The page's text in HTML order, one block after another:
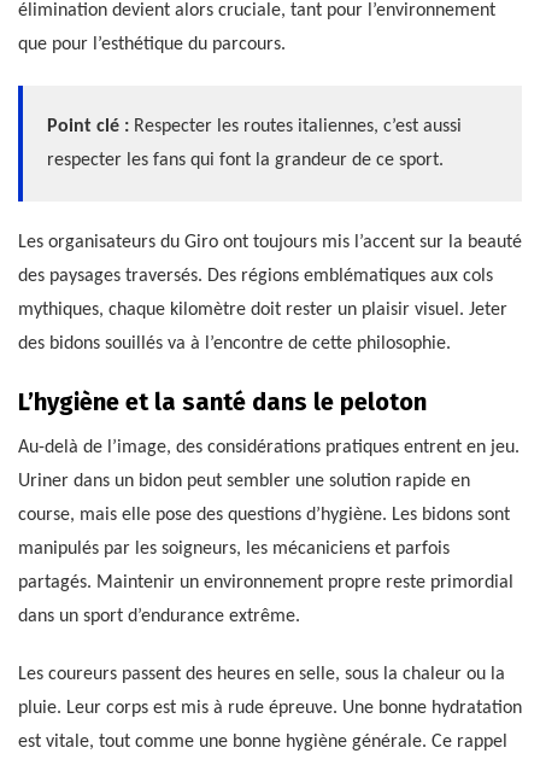
élimination devient alors cruciale, tant pour l’environnement
que pour l’esthétique du parcours.
Point clé : Respecter les routes italiennes, c’est aussi
respecter les fans qui font la grandeur de ce sport.
Les organisateurs du Giro ont toujours mis l’accent sur la beauté
des paysages traversés. Des régions emblématiques aux cols
mythiques, chaque kilomètre doit rester un plaisir visuel. Jeter
des bidons souillés va à l’encontre de cette philosophie.
L’hygiène et la santé dans le peloton
Au-delà de l’image, des considérations pratiques entrent en jeu.
Uriner dans un bidon peut sembler une solution rapide en
course, mais elle pose des questions d’hygiène. Les bidons sont
manipulés par les soigneurs, les mécaniciens et parfois
partagés. Maintenir un environnement propre reste primordial
dans un sport d’endurance extrême.
Les coureurs passent des heures en selle, sous la chaleur ou la
pluie. Leur corps est mis à rude épreuve. Une bonne hydratation
est vitale, tout comme une bonne hygiène générale. Ce rappel